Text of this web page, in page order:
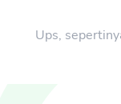
Ups,